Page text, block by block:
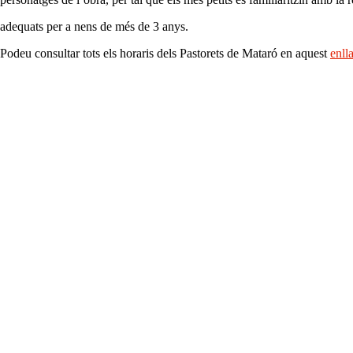
adequats per a nens de més de 3 anys.
Podeu consultar tots els horaris dels Pastorets de Mataró en aquest